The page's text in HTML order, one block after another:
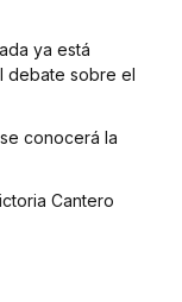
ya está
debate sobre el
conocerá la
Cantero